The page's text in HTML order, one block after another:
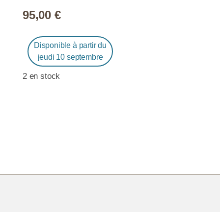
95,00 €
Disponible à partir du
jeudi 10 septembre
2 en stock